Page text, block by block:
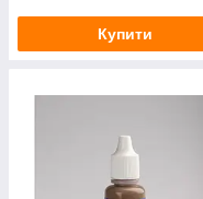
Купити